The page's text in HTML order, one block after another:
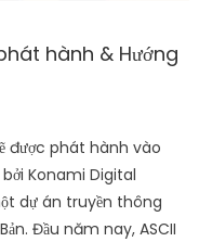
hành & Hướng
được phát hành vào
Konami Digital
dự án truyền thông
Đầu năm nay, ASCII